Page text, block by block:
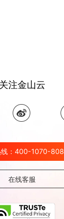
关注金山云
线：400-1070-808
在线客服